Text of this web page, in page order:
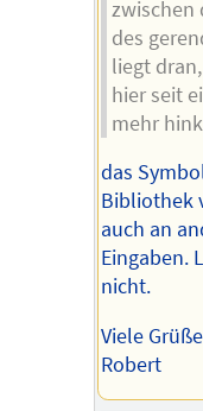
zwischen
des
liegt
hier seit
mehr
das
Bibliothek
auch an
Eingaben.
nicht.
Viele Grüße
Robert